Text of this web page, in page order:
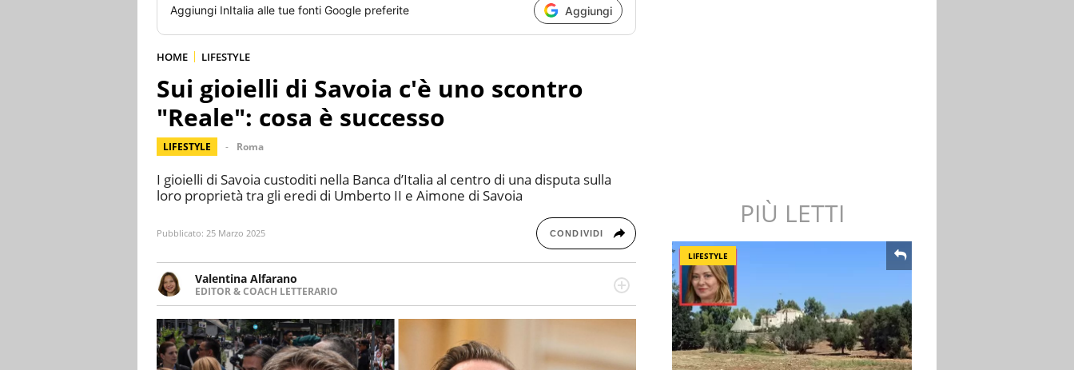
Aggiungi InItalia alle tue fonti Google preferite Aggiungi
HOME LIFESTYLE
Sui gioielli di Savoia c'è uno scontro
"Reale": cosa è successo
LIFESTYLE Roma
I gioielli di Savoia custoditi nella Banca d’Italia al centro di una disputa sulla
loro proprietà tra gli eredi di Umberto II e Aimone di Savoia
Pubblicato: 25 Marzo 2025 CONDIVIDI
Valentina Alfarano
EDITOR & COACH LETTERARIO
Lavorare con le storie è la mia missione! Specializzata in storytelling di viaggi,
lavoro come editor di narrativa e coach di scrittura creativa.
PIÙ LETTI
LIFESTYLE